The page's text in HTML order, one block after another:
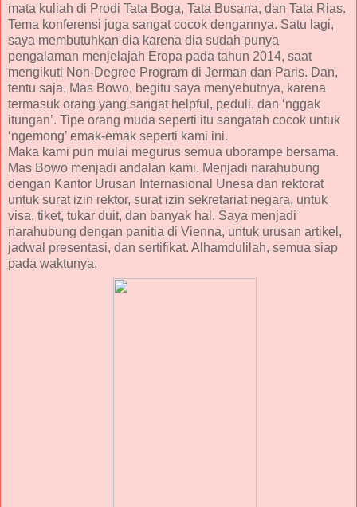
mata kuliah di Prodi Tata Boga, Tata Busana, dan Tata Rias.
Tema konferensi juga sangat cocok dengannya. Satu lagi,
saya membutuhkan dia karena dia sudah punya
pengalaman menjelajah Eropa pada tahun 2014, saat
mengikuti Non-Degree Program di Jerman dan Paris. Dan,
tentu saja, Mas Bowo, begitu saya menyebutnya, karena
termasuk orang yang sangat helpful, peduli, dan ‘nggak
itungan’. Tipe orang muda seperti itu sangatah cocok untuk
‘ngemong’ emak-emak seperti kami ini.
Maka kami pun mulai megurus semua uborampe bersama.
Mas Bowo menjadi andalan kami. Menjadi narahubung
dengan Kantor Urusan Internasional Unesa dan rektorat
untuk surat izin rektor, surat izin sekretariat negara, untuk
visa, tiket, tukar duit, dan banyak hal. Saya menjadi
narahubung dengan panitia di Vienna, untuk urusan artikel,
jadwal presentasi, dan sertifikat. Alhamdulilah, semua siap
pada waktunya.